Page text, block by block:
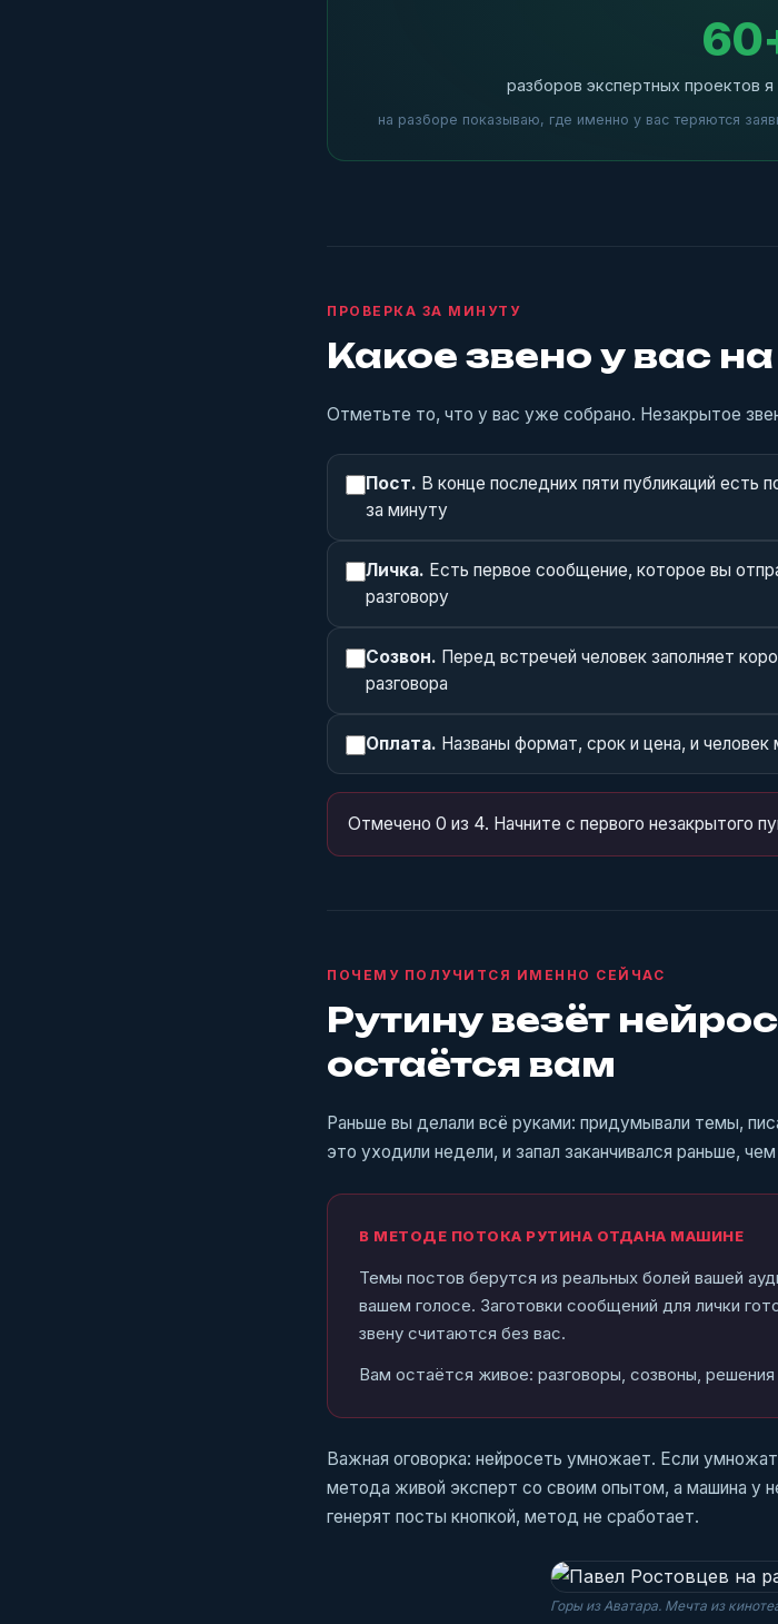
разборов экспертных проектов
на разборе показываю, где именно у вас теряются
ПРОВЕРКА ЗА МИНУТУ
Какое звено у вас
Отметьте то, что у вас уже собрано. Незакрытое
Пост. В конце последних пяти публикаций есть
за минуту
Личка. Есть первое сообщение, которое вы
разговору
Созвон. Перед встречей человек заполняет
разговора
Оплата. Названы формат, срок и цена, и
Отмечено 0 из 4. Начните с первого незакрытого
ПОЧЕМУ ПОЛУЧИТСЯ ИМЕННО СЕЙЧАС
Рутину везёт
остаётся вам
Раньше вы делали всё руками: придумывали темы,
это уходили недели, и запал заканчивался раньше,
В МЕТОДЕ ПОТОКА РУТИНА ОТДАНА МАШИНЕ
Темы постов берутся из реальных болей вашей
вашем голосе. Заготовки сообщений для лички
звену считаются без вас.
Вам остаётся живое: разговоры, созвоны,
Важная оговорка: нейросеть умножает. Если
метода живой эксперт со своим опытом, а машина у
генерят посты кнопкой, метод не сработает.
Горы из Аватара. Мечта из